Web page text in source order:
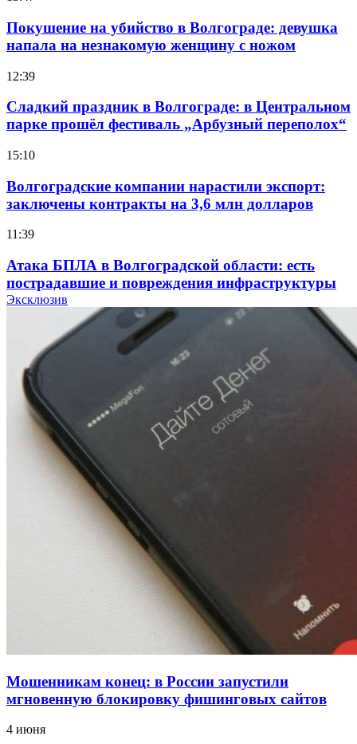
Покушение на убийство в Волгограде: девушка
напала на незнакомую женщину с ножом
12:39
Сладкий праздник в Волгограде: в Центральном
парке прошёл фестиваль „Арбузный переполох“
15:10
Волгоградские компании нарастили экспорт:
заключены контракты на 3,6 млн долларов
11:39
Атака БПЛА в Волгоградской области: есть
пострадавшие и повреждения инфраструктуры
Волгоградские вузы в топе зарплатного
рейтинга: ВолгГТУ и ВолгГМУ вошли в топ‑15
для химической отрасли и фармацевтики
18:39
В Красноармейском районе Волгограда стартует
конкурс на ремонт моста через Волго‑Донской
судоходный канал
Фестиваль #ТриЧетыре в Волгограде пройдёт
11–13 сентября в рамках Года единства народов
Эксклюзив
Мошенникам конец: в России запустили
мгновенную блокировку фишинговых сайтов
4 июня